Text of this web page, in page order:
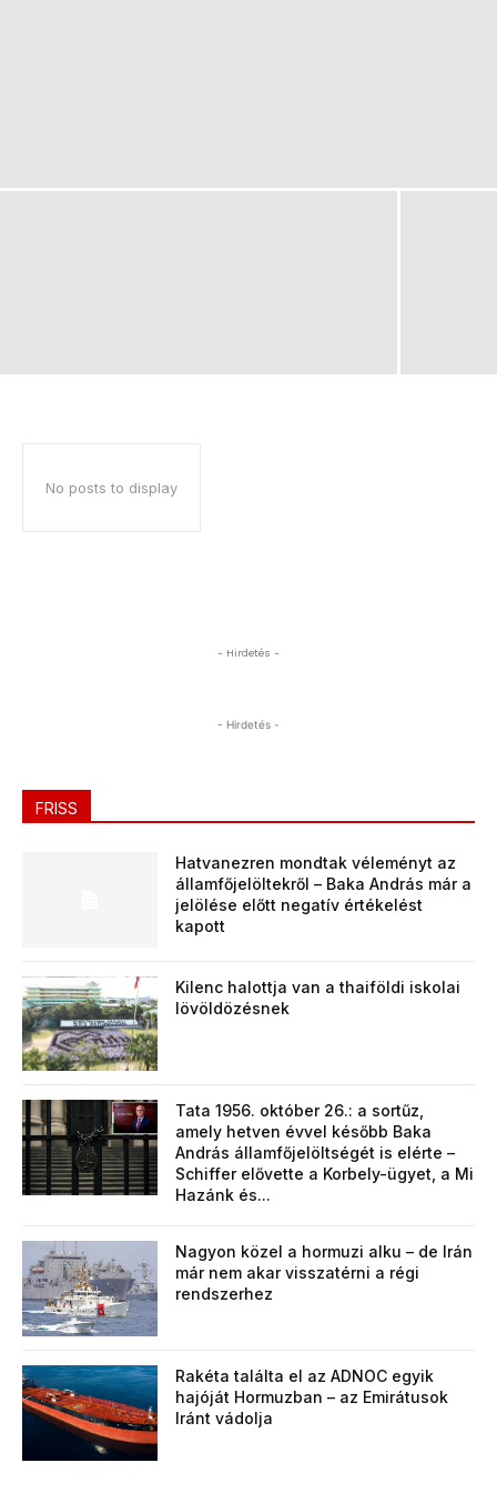
No posts to display
- Hirdetés -
- Hirdetés -
FRISS
Hatvanezren mondtak véleményt az
államfőjelöltekről – Baka András már a
jelölése előtt negatív értékelést
kapott
Kilenc halottja van a thaiföldi iskolai
lövöldözésnek
Tata 1956. október 26.: a sortűz,
amely hetven évvel később Baka
András államfőjelöltségét is elérte –
Schiffer elővette a Korbely-ügyet, a Mi
Hazánk és...
Nagyon közel a hormuzi alku – de Irán
már nem akar visszatérni a régi
rendszerhez
Rakéta találta el az ADNOC egyik
hajóját Hormuzban – az Emirátusok
Iránt vádolja